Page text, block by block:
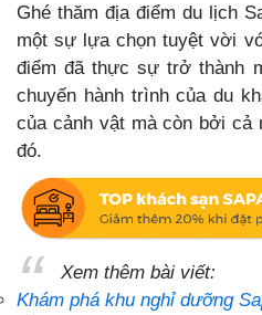
Ghé thăm địa điểm du lịch
một sự lựa chọn tuyệt vời
điểm đã thực sự trở thành
chuyến hành trình của du
của cảnh vật mà còn bởi cả
đó.
Xem thêm bài viết:
Khám phá khu nghỉ dưỡng